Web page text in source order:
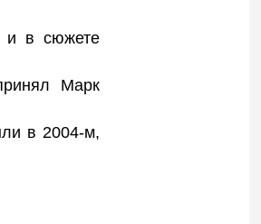
и в сюжете
Марк
в 2004-м,